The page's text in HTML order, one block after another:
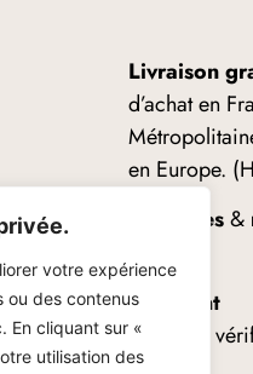
votre expérience
ou des contenus
En cliquant sur «
utilisation des
Livraison
d’achat en
en Europe.
Échanges&
Paiement
sécurisé
Secure